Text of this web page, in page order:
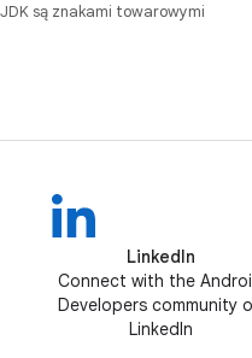
są znakami towarowymi
LinkedIn
Connect with the
Developers community
LinkedIn